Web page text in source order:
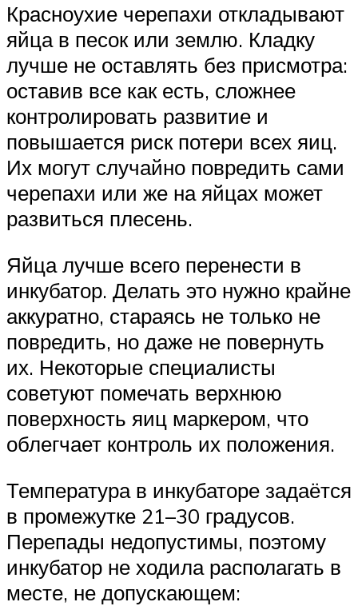
Красноухие черепахи откладывают
яйца в песок или землю. Кладку
лучше не оставлять без присмотра:
оставив все как есть, сложнее
контролировать развитие и
повышается риск потери всех яиц.
Их могут случайно повредить сами
черепахи или же на яйцах может
развиться плесень.
Яйца лучше всего перенести в
инкубатор. Делать это нужно крайне
аккуратно, стараясь не только не
повредить, но даже не повернуть
их. Некоторые специалисты
советуют помечать верхнюю
поверхность яиц маркером, что
облегчает контроль их положения.
Температура в инкубаторе задаётся
в промежутке 21–30 градусов.
Перепады недопустимы, поэтому
инкубатор не ходила располагать в
месте, не допускающем: